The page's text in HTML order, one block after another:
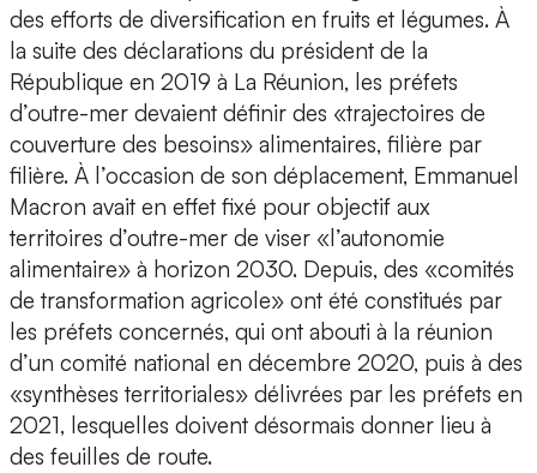
des efforts de diversification en fruits et légumes. À
la suite des déclarations du président de la
République en 2019 à La Réunion, les préfets
d’outre-mer devaient définir des «trajectoires de
couverture des besoins» alimentaires, filière par
filière. À l’occasion de son déplacement, Emmanuel
Macron avait en effet fixé pour objectif aux
territoires d’outre-mer de viser «l’autonomie
alimentaire» à horizon 2030. Depuis, des «comités
de transformation agricole» ont été constitués par
les préfets concernés, qui ont abouti à la réunion
d’un comité national en décembre 2020, puis à des
«synthèses territoriales» délivrées par les préfets en
2021, lesquelles doivent désormais donner lieu à
des feuilles de route.